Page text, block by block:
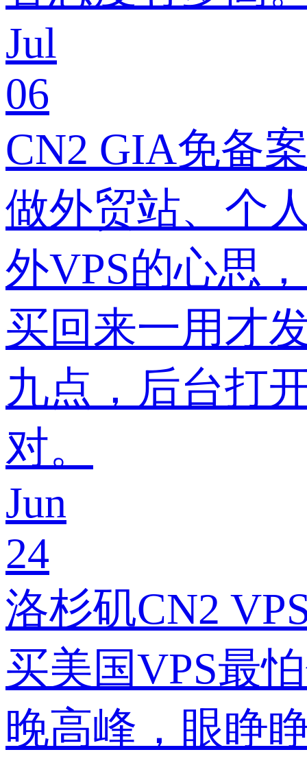
Jul
06
CN2 GIA免备
做外贸站、个
外VPS的心思
买回来一用才
九点，后台打
对。
Jun
24
洛杉矶CN2
买美国VPS最
晚高峰，眼睁